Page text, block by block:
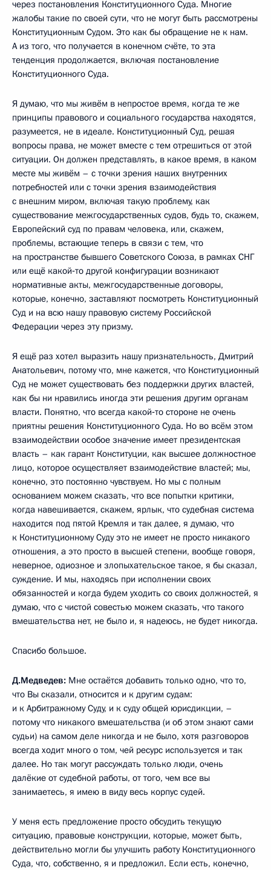
через постановления Конституционного Суда. Многие
жалобы такие по своей сути, что не могут быть рассмотрены
Конституционным Судом. Это как бы обращение не к нам.
А из того, что получается в конечном счёте, то эта
тенденция продолжается, включая постановление
Конституционного Суда.
Я думаю, что мы живём в непростое время, когда те же
принципы правового и социального государства находятся,
разумеется, не в идеале. Конституционный Суд, решая
вопросы права, не может вместе с тем отрешиться от этой
ситуации. Он должен представлять, в какое время, в каком
месте мы живём – с точки зрения наших внутренних
потребностей или с точки зрения взаимодействия
с внешним миром, включая такую проблему, как
существование межгосударственных судов, будь то, скажем,
Европейский суд по правам человека, или, скажем,
проблемы, встающие теперь в связи с тем, что
на пространстве бывшего Советского Союза, в рамках СНГ
или ещё какой‑то другой конфигурации возникают
нормативные акты, межгосударственные договоры,
которые, конечно, заставляют посмотреть Конституционный
Суд и на всю нашу правовую систему Российской
Федерации через эту призму.
Я ещё раз хотел выразить нашу признательность, Дмитрий
Анатольевич, потому что, мне кажется, что Конституционный
Суд не может существовать без поддержки других властей,
как бы ни нравились иногда эти решения другим органам
власти. Понятно, что всегда какой‑то стороне не очень
приятны решения Конституционного Суда. Но во всём этом
взаимодействии особое значение имеет президентская
власть – как гарант Конституции, как высшее должностное
лицо, которое осуществляет взаимодействие властей; мы,
конечно, это постоянно чувствуем. Но мы с полным
основанием можем сказать, что все попытки критики,
когда навешивается, скажем, ярлык, что судебная система
находится под пятой Кремля и так далее, я думаю, что
к Конституционному Суду это не имеет не просто никакого
отношения, а это просто в высшей степени, вообще говоря,
неверное, одиозное и злопыхательское такое, я бы сказал,
суждение. И мы, находясь при исполнении своих
обязанностей и когда будем уходить со своих должностей, я
думаю, что с чистой совестью можем сказать, что такого
вмешательства нет, не было и, я надеюсь, не будет никогда.
Спасибо большое.
Д.Медведев: Мне остаётся добавить только одно, что то,
что Вы сказали, относится и к другим судам:
и к Арбитражному Суду, и к суду общей юрисдикции, –
потому что никакого вмешательства (и об этом знают сами
судьи) на самом деле никогда и не было, хотя разговоров
всегда ходит много о том, чей ресурс используется и так
далее. Но так могут рассуждать только люди, очень
далёкие от судебной работы, от того, чем все вы
занимаетесь, я имею в виду весь корпус судей.
У меня есть предложение просто обсудить текущую
ситуацию, правовые конструкции, которые, может быть,
действительно могли бы улучшить работу Конституционного
Суда, что, собственно, я и предложил. Если есть, конечно,